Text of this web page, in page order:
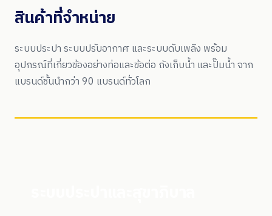
สินค้าที่จำหน่าย
ระบบประปา ระบบปรับอากาศ และระบบดับเพลิง พร้อม
อุปกรณ์ที่เกี่ยวข้องอย่างท่อและข้อต่อ ถังเก็บน้ำ และปั๊มน้ำ จาก
แบรนด์ชั้นนำกว่า 90 แบรนด์ทั่วโลก